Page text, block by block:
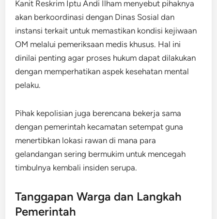
Kanit Reskrim Iptu Andi Ilham menyebut pihaknya
akan berkoordinasi dengan Dinas Sosial dan
instansi terkait untuk memastikan kondisi kejiwaan
OM melalui pemeriksaan medis khusus. Hal ini
dinilai penting agar proses hukum dapat dilakukan
dengan memperhatikan aspek kesehatan mental
pelaku.
Pihak kepolisian juga berencana bekerja sama
dengan pemerintah kecamatan setempat guna
menertibkan lokasi rawan di mana para
gelandangan sering bermukim untuk mencegah
timbulnya kembali insiden serupa.​
Tanggapan Warga dan Langkah
Pemerintah